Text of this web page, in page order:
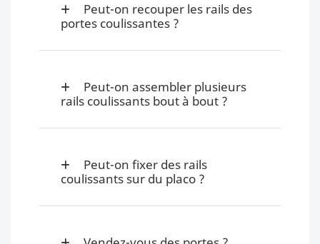
Peut-on recouper les rails des
portes coulissantes ?
Peut-on assembler plusieurs
rails coulissants bout à bout ?
Peut-on fixer des rails
coulissants sur du placo ?